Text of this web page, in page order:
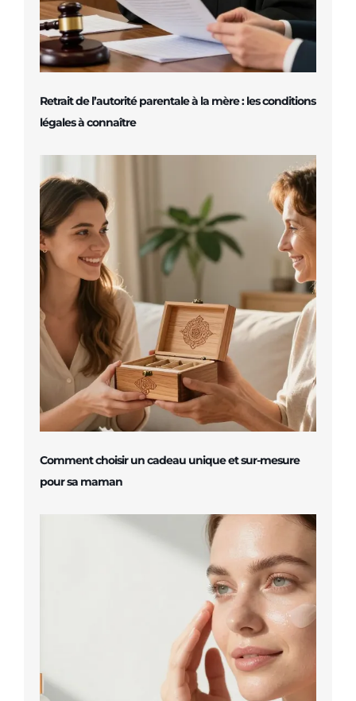
Retrait de l’autorité parentale à la mère : les conditions
légales à connaître
Comment choisir un cadeau unique et sur-mesure
pour sa maman